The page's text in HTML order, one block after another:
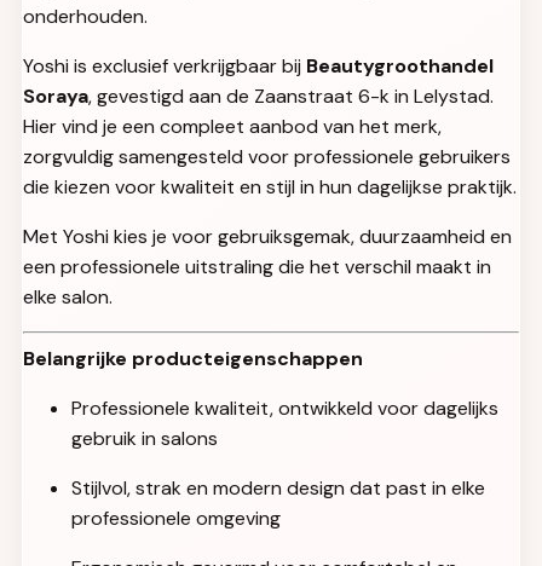
onderhouden.
Yoshi is exclusief verkrijgbaar bij Beautygroothandel
Soraya, gevestigd aan de Zaanstraat 6-k in Lelystad.
Hier vind je een compleet aanbod van het merk,
zorgvuldig samengesteld voor professionele gebruikers
die kiezen voor kwaliteit en stijl in hun dagelijkse praktijk.
Met Yoshi kies je voor gebruiksgemak, duurzaamheid en
een professionele uitstraling die het verschil maakt in
elke salon.
Belangrijke producteigenschappen
Professionele kwaliteit, ontwikkeld voor dagelijks
gebruik in salons
Stijlvol, strak en modern design dat past in elke
professionele omgeving